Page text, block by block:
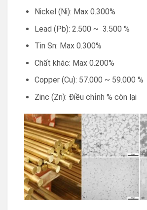
Nickel (Ni): Max 0.300%
Lead (Pb): 2.500 ~ 3.500 %
Tin Sn: Max 0.300%
Chất khác: Max 0.200%
Copper (Cu): 57.000 ~ 59.000 %
Zinc (Zn): Điều chỉnh % còn lại